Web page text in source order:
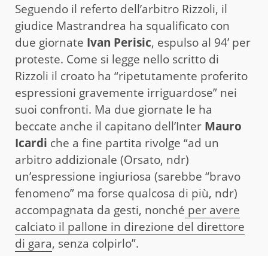
Seguendo il referto dell’arbitro Rizzoli, il
giudice Mastrandrea ha squalificato con
due giornate Ivan Perisic, espulso al 94’ per
proteste. Come si legge nello scritto di
Rizzoli il croato ha “ripetutamente proferito
espressioni gravemente irriguardose” nei
suoi confronti. Ma due giornate le ha
beccate anche il capitano dell’Inter Mauro
Icardi che a fine partita rivolge “ad un
arbitro addizionale (Orsato, ndr)
un’espressione ingiuriosa (sarebbe “bravo
fenomeno” ma forse qualcosa di più, ndr)
accompagnata da gesti, nonché per avere
calciato il pallone in direzione del direttore
di gara, senza colpirlo”.